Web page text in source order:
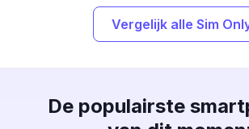
Vergelijk alle Sim
De populairste